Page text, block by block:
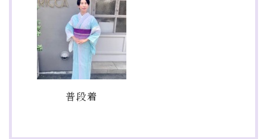
普段着